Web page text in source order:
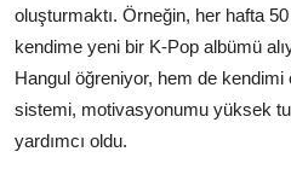
oluşturmaktı. Örneğin, her hafta
kendime yeni bir K-Pop albümü
Hangul öğreniyor, hem de
sistemi, motivasyonumu yüksek
yardımcı oldu.